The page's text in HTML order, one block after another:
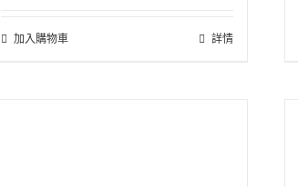
加入購物車 詳情